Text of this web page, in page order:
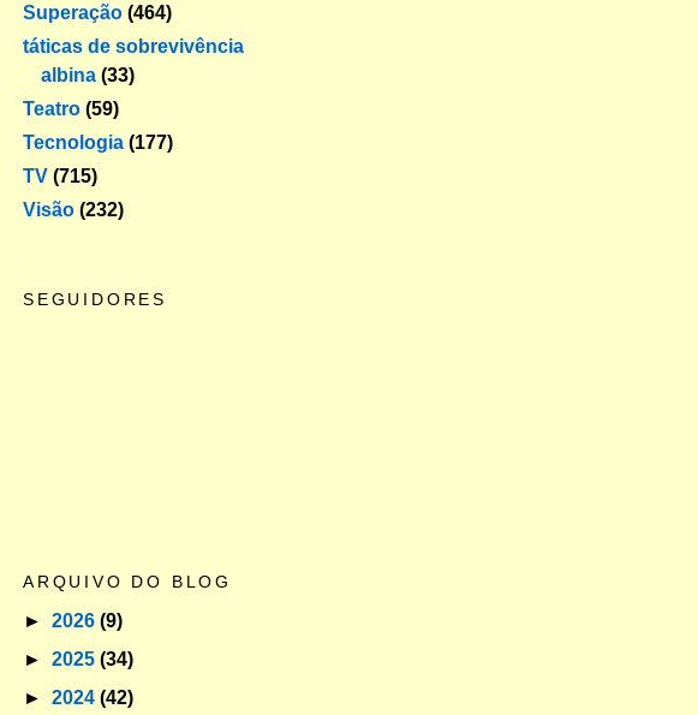
Superação (464)
táticas de sobrevivência
albina (33)
Teatro (59)
Tecnologia (177)
TV (715)
Visão (232)
SEGUIDORES
ARQUIVO DO BLOG
► 2026 (9)
► 2025 (34)
► 2024 (42)